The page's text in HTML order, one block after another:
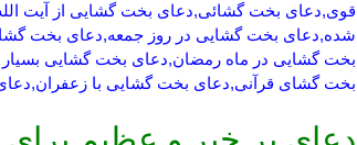
قوی,دعای بخت گشائی,دعای بخت گشایی از آیت
شده,دعای بخت گشایی در روز جمعه,دعای بخت
بخت گشایی در ماه رمضان,دعای بخت گشایی
بخت گشای قرآنی,دعای بخت گشایی با